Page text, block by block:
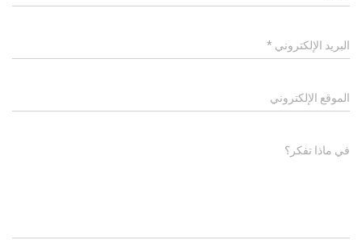
البريد الإلكتروني *
الموقع الإلكتروني
في ماذا تفكر؟